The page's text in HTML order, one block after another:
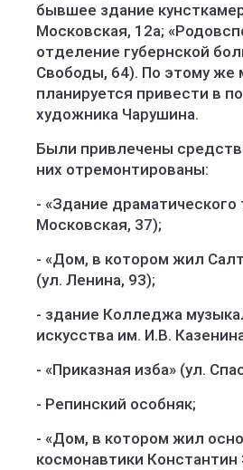
бывшее здание
Московская, 12а;
отделение губернской
Свободы, 64). По этому же
планируется привести в
художника Чарушина.
Были привлечены
них отремонтированы:
- «Здание драматического
Московская, 37);
- «Дом, в котором жил
(ул. Ленина, 93);
- здание Колледжа
искусства им. И.В.
- «Приказная изба» (ул.
- Репинский особняк;
- «Дом, в котором жил
космонавтики Константин